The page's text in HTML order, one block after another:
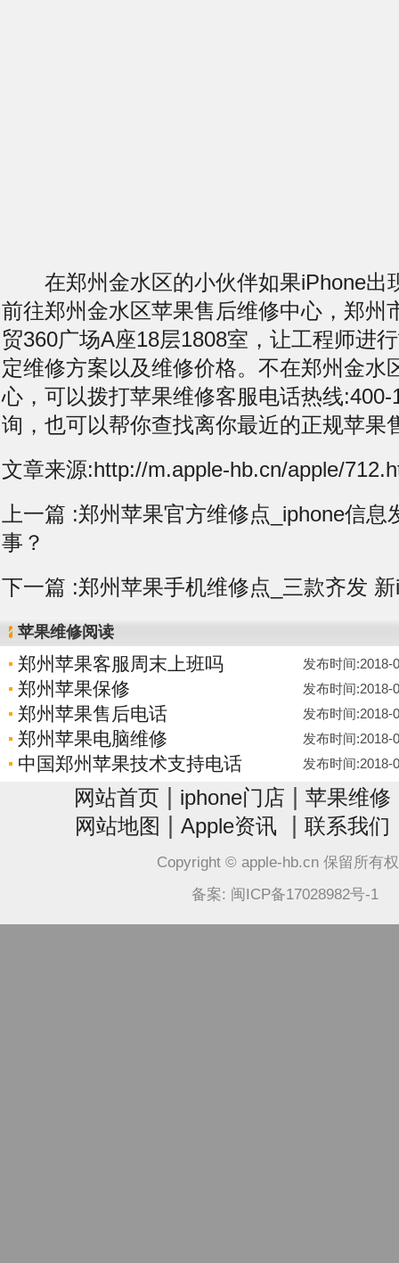
在郑州金水区的小伙伴如果iPhone出
前往郑州金水区苹果售后维修中心，郑州
贸360广场A座18层1808室，让工程师进
定维修方案以及维修价格。不在郑州金水
心，可以拨打苹果维修客服电话热线:400-
询，也可以帮你查找离你最近的正规苹果
文章来源:http://m.apple-hb.cn/apple/
上一篇 :郑州苹果官方维修点_iphone信息
事？
下一篇 :郑州苹果手机维修点_三款齐发
苹果维修阅读
郑州苹果客服周末上班吗 发布时间:2018-
郑州苹果保修 发布时间:2018-
郑州苹果售后电话 发布时间:2018-
郑州苹果电脑维修 发布时间:2018-
中国郑州苹果技术支持电话 发布时间:2018-
网站首页 iphone门店 苹果维修
网站地图 Apple资讯 联系我们
Copyright © apple-hb.cn 保留所有
备案: 闽ICP备17028982号-1